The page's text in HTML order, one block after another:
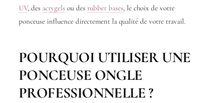
UV, des acrygels ou des rubber bases, le choix de votre
ponceuse influence directement la qualité de votre travail.
POURQUOI UTILISER UNE
PONCEUSE ONGLE
PROFESSIONNELLE ?